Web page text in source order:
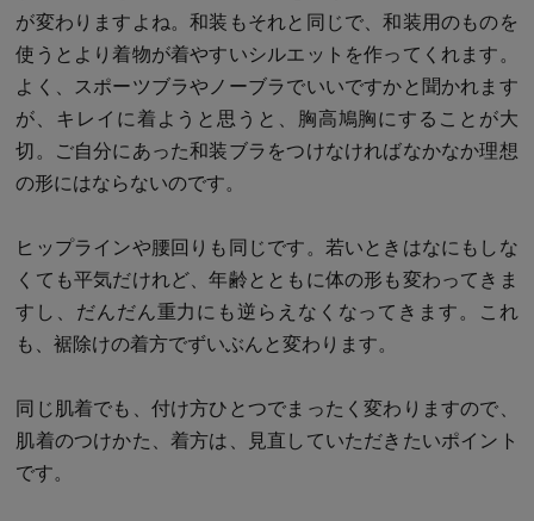
が変わりますよね。和装もそれと同じで、和装用のものを
使うとより着物が着やすいシルエットを作ってくれます。
よく、スポーツブラやノーブラでいいですかと聞かれます
が、キレイに着ようと思うと、胸高鳩胸にすることが大
切。ご自分にあった和装ブラをつけなければなかなか理想
の形にはならないのです。
ヒップラインや腰回りも同じです。若いときはなにもしな
くても平気だけれど、年齢とともに体の形も変わってきま
すし、だんだん重力にも逆らえなくなってきます。これ
も、裾除けの着方でずいぶんと変わります。
同じ肌着でも、付け方ひとつでまったく変わりますので、
肌着のつけかた、着方は、見直していただきたいポイント
です。